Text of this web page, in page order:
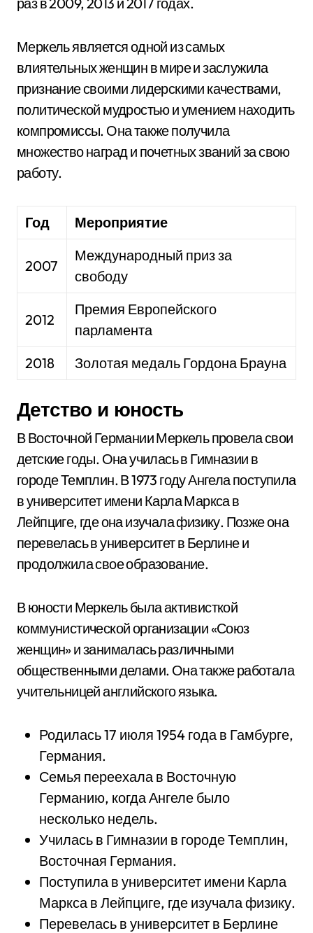
Меркель является одной из самых
влиятельных женщин в мире и заслужила
признание своими лидерскими качествами,
политической мудростью и умением находить
компромиссы. Она также получила
множество наград и почетных званий за свою
работу.
Год Мероприятие
2007
Международный приз за
свободу
2012
Премия Европейского
парламента
2018
Золотая медаль Гордона Брауна
Детство и юность
В Восточной Германии Меркель провела свои
детские годы. Она училась в Гимназии в
городе Темплин. В 1973 году Ангела поступила
в университет имени Карла Маркса в
Лейпциге, где она изучала физику. Позже она
перевелась в университет в Берлине и
продолжила свое образование.
В юности Меркель была активисткой
коммунистической организации «Союз
женщин» и занималась различными
общественными делами. Она также работала
учительницей английского языка.
Родилась 17 июля 1954 года в Гамбурге,
Германия.
Семья переехала в Восточную
Германию, когда Ангеле было
несколько недель.
Училась в Гимназии в городе Темплин,
Восточная Германия.
Поступила в университет имени Карла
Маркса в Лейпциге, где изучала физику.
Перевелась в университет в Берлине